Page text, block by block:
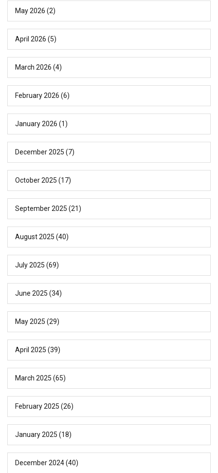
May 2026 (2)
April 2026 (5)
March 2026 (4)
February 2026 (6)
January 2026 (1)
December 2025 (7)
October 2025 (17)
September 2025 (21)
August 2025 (40)
July 2025 (69)
June 2025 (34)
May 2025 (29)
April 2025 (39)
March 2025 (65)
February 2025 (26)
January 2025 (18)
December 2024(40)